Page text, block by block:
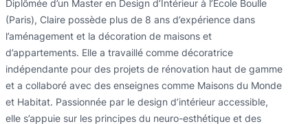
Diplômée d’un Master en Design d’Intérieur à l’École Boulle
(Paris), Claire possède plus de 8 ans d’expérience dans
l’aménagement et la décoration de maisons et
d’appartements. Elle a travaillé comme décoratrice
indépendante pour des projets de rénovation haut de gamme
et a collaboré avec des enseignes comme Maisons du Monde
et Habitat. Passionnée par le design d’intérieur accessible,
elle s’appuie sur les principes du neuro-esthétique et des